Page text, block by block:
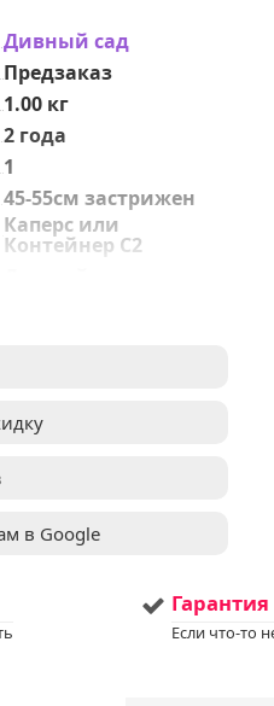
Дивный сад
Предзаказ
1.00кг
2 года
1
45-55см застрижен
Каперс или
Контейнер С2
сочные и сладкие,
до -31°C (зона USDA
Солнце + Полутень
Устойчивость к
в Google
Если что-то